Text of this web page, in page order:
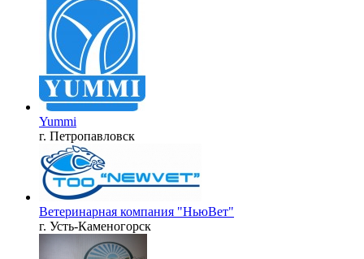
Yummi
г. Петропавловск
Ветеринарная компания "НьюВет"
г. Усть-Каменогорск